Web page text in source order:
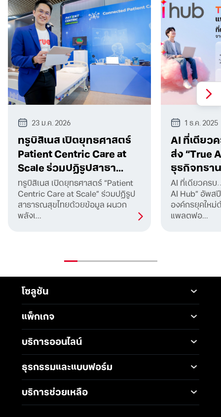
23 ม.ค. 2026
ทรูบิสิเนส เปิดยุทธศาสตร์
Patient Centric Care at
Scale ร่วมปฏิรูปสาธา...
ทรูบิสิเนส เปิดยุทธศาสตร์ “Patient
Centric Care at Scale” ร่วมปฏิรูป
สาธารณสุขไทยด้วยข้อมูล ผนวก
พลังเ...
1 ธ.ค. 2025
AI ที่เดียว
ส่ง “True
ธุรกิจทรา
AI ที่เดียวครบ
AI Hub” อัพส
องค์กรยุคใหม่
แพลตฟอ...
โซลูชัน
Mobile
5G Infrastructure
Broadband Internet
Business Network
Wireless Network
International Gateway
Solutions
Solutions
แพ็กเกจ
แพ็กเกจมือถือ
โซลูชันสำหรับ SME
บริการออนไลน์
ธุรกรรมและแบบฟอร์ม
ช่องทางการชำระค่าบริการ
บริการช่วยเหลือ